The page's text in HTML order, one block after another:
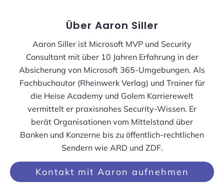
Über Aaron Siller
Aaron Siller ist Microsoft MVP und Security
Consultant mit über 10 Jahren Erfahrung in der
Absicherung von Microsoft 365-Umgebungen. Als
Fachbuchautor (Rheinwerk Verlag) und Trainer für
die Heise Academy und Golem Karrierewelt
vermittelt er praxisnahes Security-Wissen. Er
berät Organisationen vom Mittelstand über
Banken und Konzerne bis zu öffentlich-rechtlichen
Sendern wie ARD und ZDF.
Kontakt mit Aaron aufnehmen